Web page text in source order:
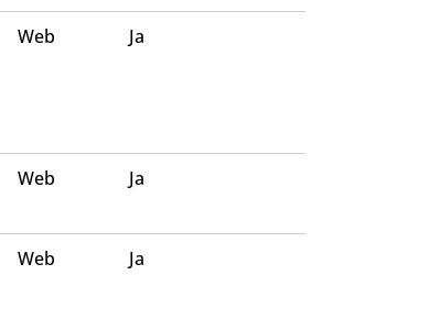
Web Ja
Web Ja
Web Ja